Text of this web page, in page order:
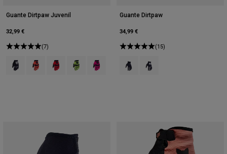
Guante Dirtpaw Juvenil
32,99 €
(7)
Product swatch type of Negro.
Product swatch type of Naranja fluorescente.
Product swatch type of Rojo fluorescente.
Product swatch type of Amarillo fluorescente.
Product swatch type of Rosa.
Guante Dirtpaw
34,99 €
(15)
Product swatch type of Negro.
Product swatch type of